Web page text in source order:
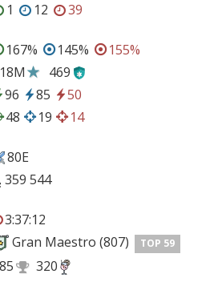
1 12 39
167% 145%
155%
469
96 85
50
48 19 14
80E
359 544
3:37:12
Gran Maestro (807) TOP 59
320